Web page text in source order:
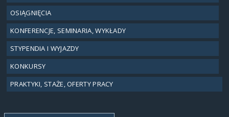
OSIĄGNIĘCIA
KONFERENCJE, SEMINARIA, WYKŁADY
STYPENDIA I WYJAZDY
KONKURSY
PRAKTYKI, STAŻE, OFERTY PRACY